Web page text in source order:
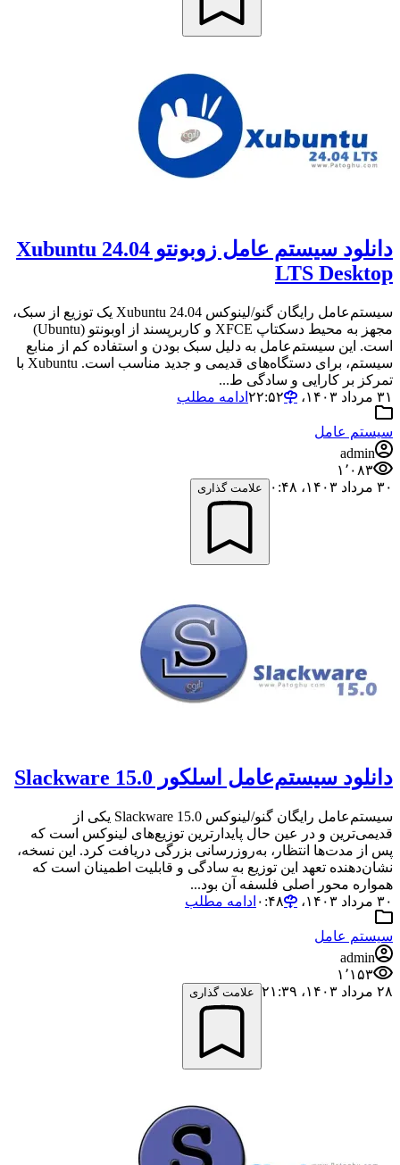
دانلود سیستم عامل زوبونتو Xubuntu 24.04
LTS Desktop
سیستم‌عامل رایگان گنو/لینوکس Xubuntu 24.04 یک توزیع از سبک،
مجهز به محیط دسکتاپ XFCE و کاربرپسند از اوبونتو (Ubuntu)
است. این سیستم‌عامل به دلیل سبک بودن و استفاده کم از منابع
سیستم، برای دستگاه‌های قدیمی و جدید مناسب است. Xubuntu با
تمرکز بر کارایی و سادگی ط...
۳۱ مرداد ۱۴۰۳،‏ ۲۲:۵۲
ادامه مطلب
سیستم عامل
admin
۱٬۰۸۳
۳۰ مرداد ۱۴۰۳،‏ ۰:۴۸
علامت گذاری
دانلود سیستم‌عامل اسلکور Slackware 15.0
سیستم‌عامل رایگان گنو/لینوکس Slackware 15.0 یکی از
قدیمی‌ترین و در عین حال پایدارترین توزیع‌های لینوکس است که
پس از مدت‌ها انتظار، به‌روزرسانی بزرگی دریافت کرد. این نسخه،
نشان‌دهنده تعهد این توزیع به سادگی و قابلیت اطمینان است که
همواره محور اصلی فلسفه آن بود...
۳۰ مرداد ۱۴۰۳،‏ ۰:۴۸
ادامه مطلب
سیستم عامل
admin
۱٬۱۵۳
۲۸ مرداد ۱۴۰۳،‏ ۲۱:۳۹
علامت گذاری